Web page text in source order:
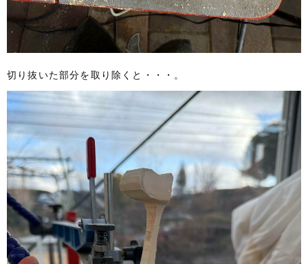
切り抜いた部分を取り除くと・・・。